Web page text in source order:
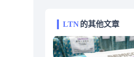
LTN的其他文章